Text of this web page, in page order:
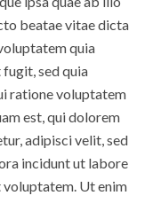
beatae vitae dicta
quia
sed quia
ratione voluptatem
est, qui dolorem
adipisci velit, sed
incidunt ut labore
voluptatem. Ut enim